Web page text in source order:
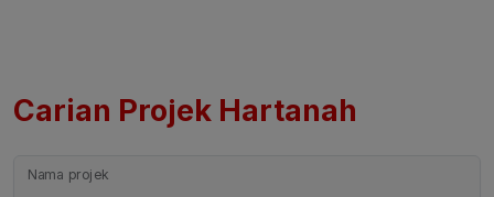
Carian Projek Hartanah
Nama projek